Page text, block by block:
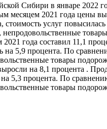
Сибири в январе
месяцем 2021 года цены
услуг
года составил 11,1
на 5,9 процента. По
товары
на 8,1 процента .
5,3 процента. По
товары